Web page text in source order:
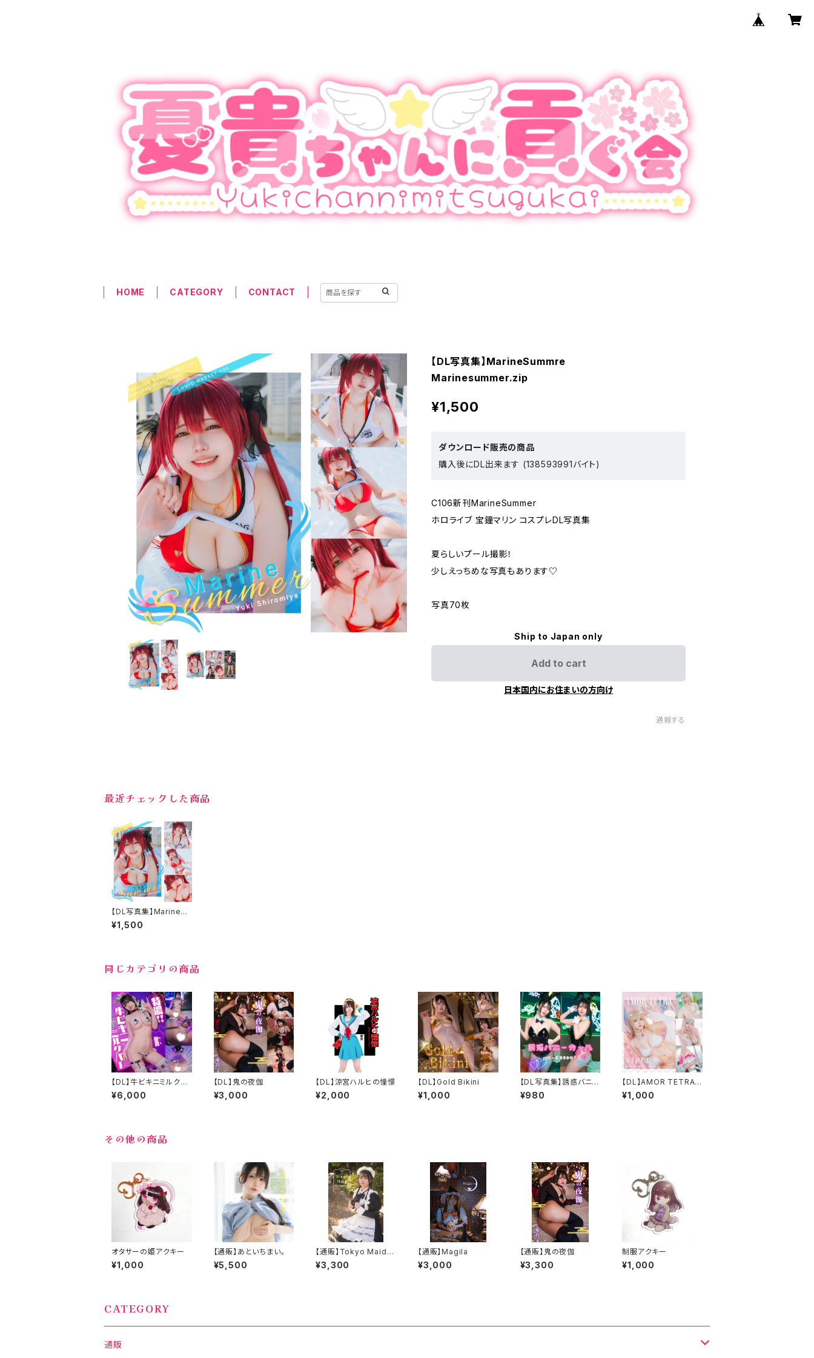
HOME CATEGORY CONTACT
【DL写真集】MarineSummre
Marinesummer.zip
¥1,500
ダウンロード販売の商品
購入後にDL出来ます (138593991バイト)
C106新刊MarineSummer
ホロライブ 宝鐘マリン コスプレDL写真集
夏らしいプール撮影！
少しえっちめな写真もあります♡
写真70枚
Ship to Japan only
Add to cart
日本国内にお住まいの方向け
通報する
最近チェックした商品
【DL写真集】MarineSu
mmre
¥1,500
同じカテゴリの商品
【DL】牛ビキニミルクバ
ー
¥6,000
【DL】鬼の夜伽
¥3,000
【DL】涼宮ハルヒの憧憬
¥2,000
【DL】Gold Bikini
¥1,000
【DL写真集】誘惑バニー
ガール
¥980
【DL】AMOR TETRA-
NIKKE Viper cospla
y-
¥1,000
その他の商品
オタサーの姫アクキー
¥1,000
【通販】あといちまい。
¥5,500
【通販】Tokyo Maid
Memory
¥3,300
【通販】Magila
¥3,000
【通販】鬼の夜伽
¥3,300
制服アクキー
¥1,000
CATEGORY
通販